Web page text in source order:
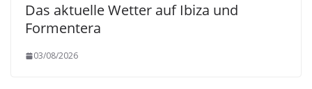
Das aktuelle Wetter auf Ibiza und
Formentera
03/08/2026